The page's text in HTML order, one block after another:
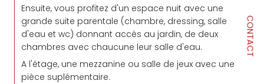
CONTACT
Ensuite, vous profitez d'un espace nuit avec une
grande suite parentale (chambre, dressing, salle
d'eau et wc) donnant accès au jardin, de deux
chambres avec chaucune leur salle d'eau.
A l'étage, une mezzanine ou salle de jeux avec une
pièce suplémentaire.